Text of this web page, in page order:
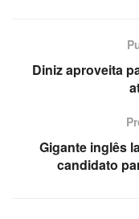
Diniz aproveita
Gigante inglês
candidato